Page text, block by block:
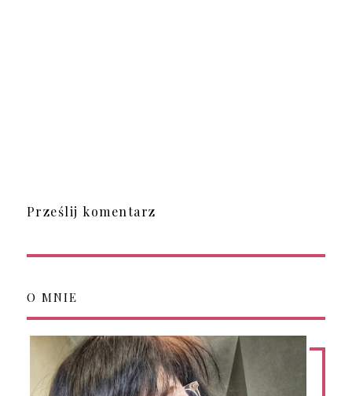
Prześlij komentarz
O MNIE